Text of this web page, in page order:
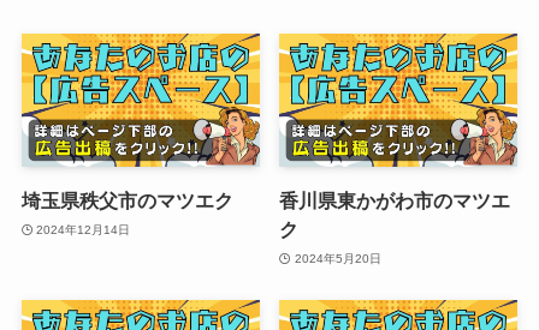
埼玉県秩父市のマツエク
2024年12月14日
香川県東かがわ市のマツエ
ク
2024年5月20日